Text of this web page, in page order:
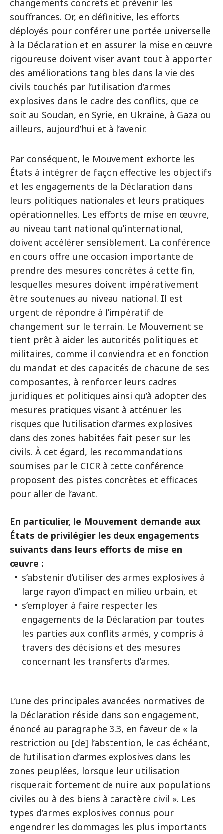
changements concrets et prévenir les
souffrances. Or, en définitive, les efforts
déployés pour conférer une portée universelle
à la Déclaration et en assurer la mise en œuvre
rigoureuse doivent viser avant tout à apporter
des améliorations tangibles dans la vie des
civils touchés par l’utilisation d’armes
explosives dans le cadre des conflits, que ce
soit au Soudan, en Syrie, en Ukraine, à Gaza ou
ailleurs, aujourd’hui et à l’avenir.
Par conséquent, le Mouvement exhorte les
États à intégrer de façon effective les objectifs
et les engagements de la Déclaration dans
leurs politiques nationales et leurs pratiques
opérationnelles. Les efforts de mise en œuvre,
au niveau tant national qu’international,
doivent accélérer sensiblement. La conférence
en cours offre une occasion importante de
prendre des mesures concrètes à cette fin,
lesquelles mesures doivent impérativement
être soutenues au niveau national. Il est
urgent de répondre à l’impératif de
changement sur le terrain. Le Mouvement se
tient prêt à aider les autorités politiques et
militaires, comme il conviendra et en fonction
du mandat et des capacités de chacune de ses
composantes, à renforcer leurs cadres
juridiques et politiques ainsi qu’à adopter des
mesures pratiques visant à atténuer les
risques que l’utilisation d’armes explosives
dans des zones habitées fait peser sur les
civils. À cet égard, les recommandations
soumises par le CICR à cette conférence
proposent des pistes concrètes et efficaces
pour aller de l’avant.
En particulier, le Mouvement demande aux
États de privilégier les deux engagements
suivants dans leurs efforts de mise en
œuvre :
s’abstenir d’utiliser des armes explosives à
large rayon d’impact en milieu urbain, et
s’employer à faire respecter les
engagements de la Déclaration par toutes
les parties aux conflits armés, y compris à
travers des décisions et des mesures
concernant les transferts d’armes.
L’une des principales avancées normatives de
la Déclaration réside dans son engagement,
énoncé au paragraphe 3.3, en faveur de « la
restriction ou [de] l’abstention, le cas échéant,
de l’utilisation d’armes explosives dans les
zones peuplées, lorsque leur utilisation
risquerait fortement de nuire aux populations
civiles ou à des biens à caractère civil ». Les
types d’armes explosives connus pour
engendrer les dommages les plus importants